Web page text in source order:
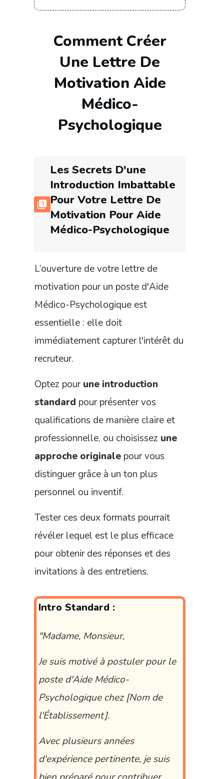
Comment Créer
Une Lettre De
Motivation Aide
Médico-
Psychologique
Les Secrets D'une
Introduction Imbattable
Pour Votre Lettre De
Motivation PourAide
Médico-Psychologique
L’ouverture de votre lettre de
motivation pour un poste d'Aide
Médico-Psychologique est
essentielle : elle doit
immédiatement capturer l'intérêt du
recruteur.
Optez pourune introduction
standard pour présenter vos
qualifications de manière claire et
professionnelle, ou choisissez une
approche originale pour vous
distinguer grâce à un ton plus
personnel ou inventif.
Tester ces deux formats pourrait
révéler lequel est le plus efficace
pour obtenir des réponses et des
invitations à des entretiens.
Intro Standard :
"Madame, Monsieur,
Je suis motivé à postuler pour le
poste d'Aide Médico-
Psychologique chez [Nom de
l'Établissement].
Avec plusieurs années
d'expérience pertinente, je suis